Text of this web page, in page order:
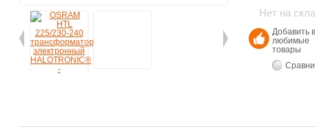
Нет на
Добавить в
любимые
товары